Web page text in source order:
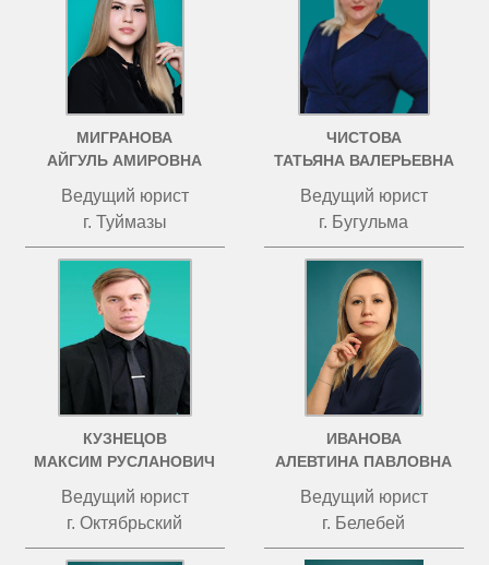
МИГРАНОВА
АЙГУЛЬ АМИРОВНА
Ведущий юрист
г. Туймазы
ЧИСТОВА
ТАТЬЯНА ВАЛЕРЬЕВНА
Ведущий юрист
г. Бугульма
КУЗНЕЦОВ
МАКСИМ РУСЛАНОВИЧ
Ведущий юрист
г. Октябрьский
ИВАНОВА
АЛЕВТИНА ПАВЛОВНА
Ведущий юрист
г. Белебей